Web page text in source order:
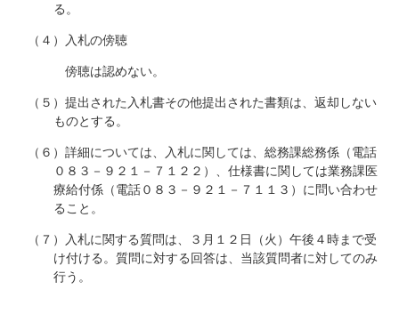
る。
（４）入札の傍聴
傍聴は認めない。
（５）提出された入札書その他提出された書類は、返却しない
ものとする。
（６）詳細については、入札に関しては、総務課総務係（電話
０８３－９２１－７１２２）、仕様書に関しては業務課医
療給付係（電話０８３－９２１－７１１３）に問い合わせ
ること。
（７）入札に関する質問は、３月１２日（火）午後４時まで受
け付ける。質問に対する回答は、当該質問者に対してのみ
行う。